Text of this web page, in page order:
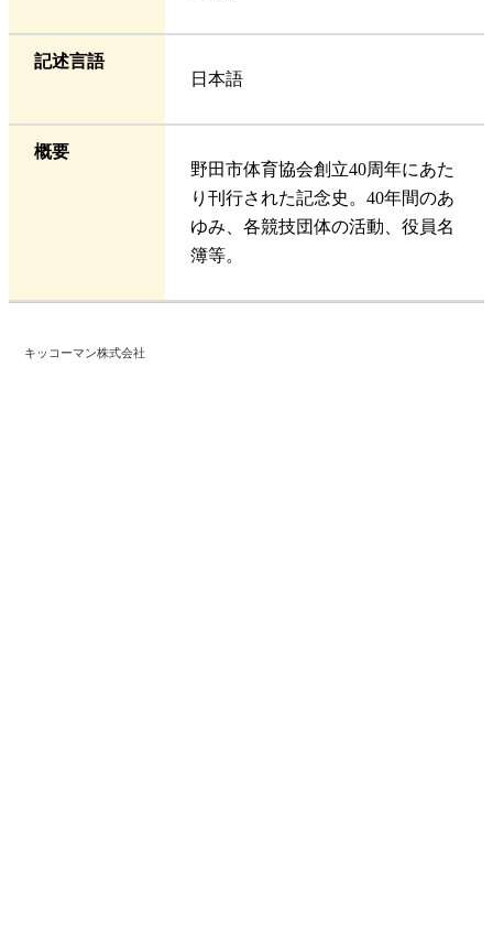
記述言語
日本語
概要
野田市体育協会創立40周年にあた
り刊行された記念史。40年間のあ
ゆみ、各競技団体の活動、役員名
簿等。
キッコーマン株式会社